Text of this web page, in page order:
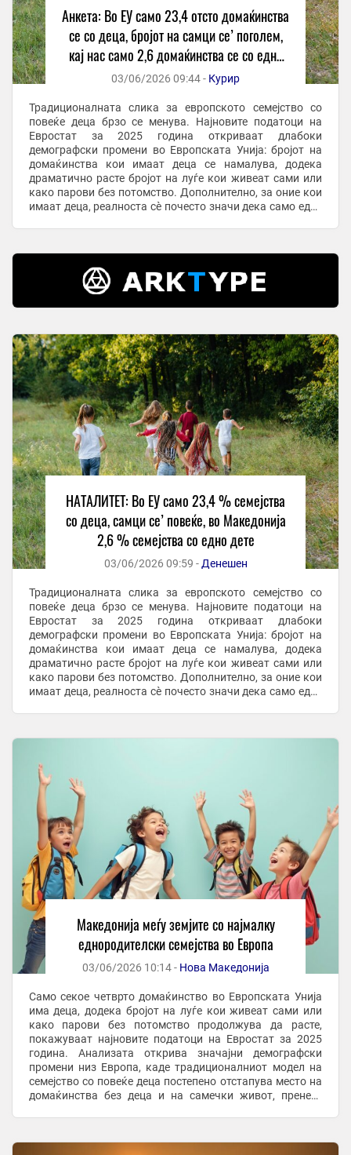
Анкета: Во ЕУ само 23,4 отсто домаќинства
се со деца, бројот на самци се’ поголем,
кај нас само 2,6 домаќинства се со едно
дете
03/06/2026 09:44 - Курир
Традиционалната слика за европското семејство со
повеќе деца брзо се менува. Најновите податоци на
Евростат за 2025 година откриваат длабоки
демографски промени во Европската Унија: бројот на
домаќинства кои имаат деца се намалува, додека
драматично расте бројот на луѓе кои живеат сами или
како парови без потомство. Дополнително, за оние кои
имаат деца, реалноста сè почесто значи дека само еден
НАТАЛИТЕТ: Во ЕУ само 23,4 % семејства
со деца, самци се’ повеќе, во Македонија
2,6 % семејства со едно дете
03/06/2026 09:59 - Денешен
Традиционалната слика за европското семејство со
повеќе деца брзо се менува. Најновите податоци на
Евростат за 2025 година откриваат длабоки
демографски промени во Европската Унија: бројот на
домаќинства кои имаат деца се намалува, додека
драматично расте бројот на луѓе кои живеат сами или
како парови без потомство. Дополнително, за оние кои
имаат деца, реалноста сè почесто значи дека само еден
Македонија меѓу земјите со најмалку
еднородителски семејства во Европа
03/06/2026 10:14 - Нова Македонија
Само секое четврто домаќинство во Европската Унија
има деца, додека бројот на луѓе кои живеат сами или
како парови без потомство продолжува да расте,
покажуваат најновите податоци на Евростат за 2025
година. Анализата открива значајни демографски
промени низ Европа, каде традиционалниот модел на
семејство со повеќе деца постепено отстапува место на
домаќинства без деца и на самечки живот, пренесе